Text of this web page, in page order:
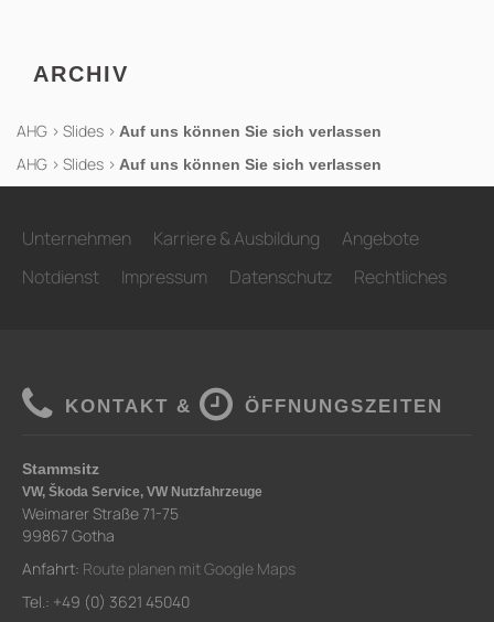
ARCHIV
AHG > Slides > Auf uns können Sie sich verlassen
AHG > Slides > Auf uns können Sie sich verlassen
Unternehmen Karriere & Ausbildung
Angebote
Notdienst
Impressum Datenschutz Rechtliches
KONTAKT & ÖFFNUNGSZEITEN
Stammsitz
VW, Škoda Service, VW Nutzfahrzeuge
Weimarer Straße 71-75
99867 Gotha
Anfahrt: Route planen mit Google Maps
Tel.: +49 (0) 3621 45040